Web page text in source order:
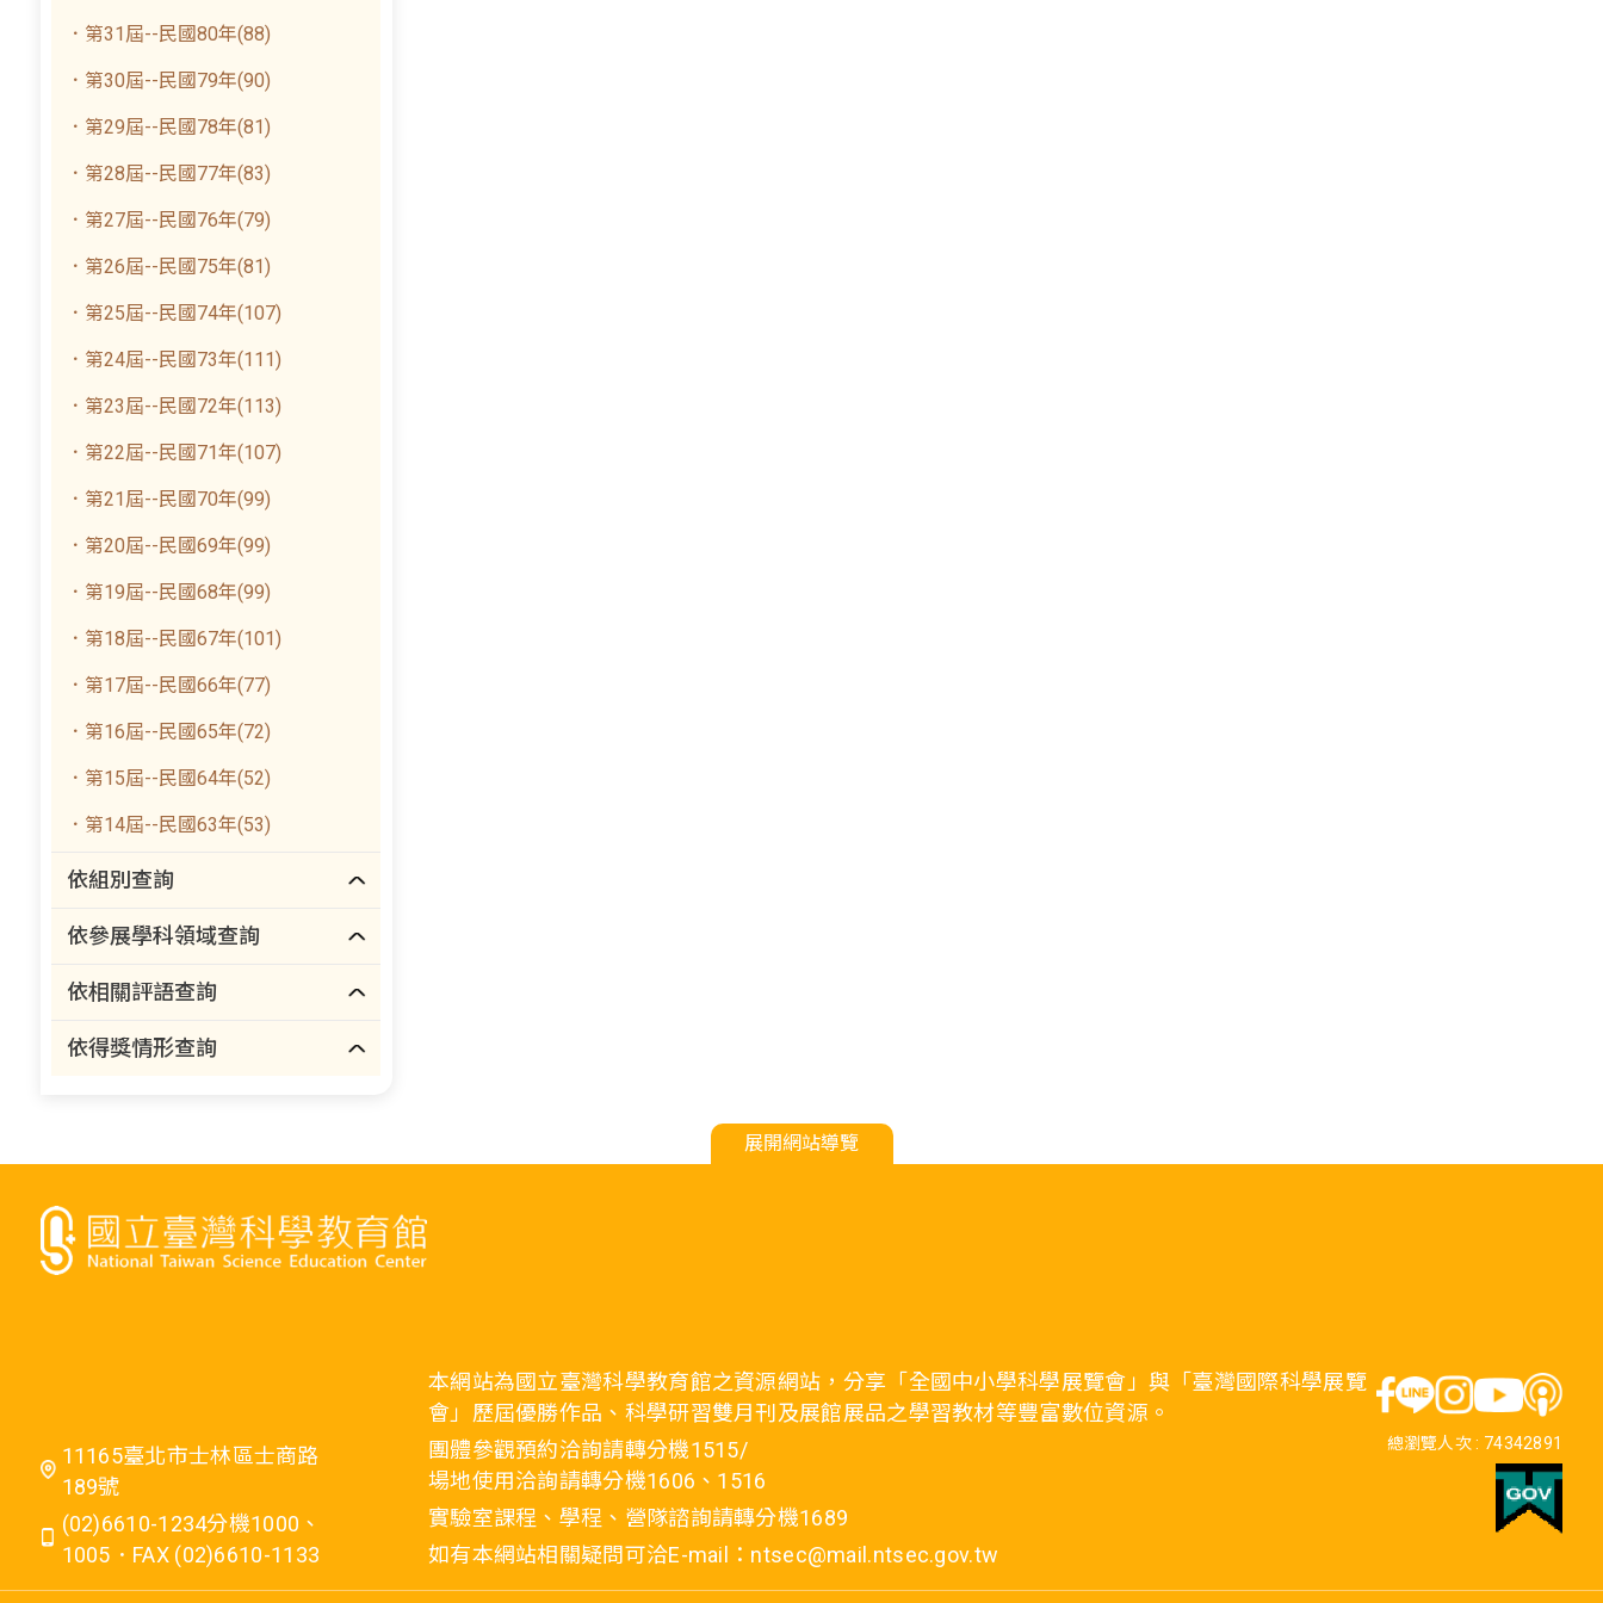
．第31屆--民國80年(88)
．第30屆--民國79年(90)
．第29屆--民國78年(81)
．第28屆--民國77年(83)
．第27屆--民國76年(79)
．第26屆--民國75年(81)
．第25屆--民國74年(107)
．第24屆--民國73年(111)
．第23屆--民國72年(113)
．第22屆--民國71年(107)
．第21屆--民國70年(99)
．第20屆--民國69年(99)
．第19屆--民國68年(99)
．第18屆--民國67年(101)
．第17屆--民國66年(77)
．第16屆--民國65年(72)
．第15屆--民國64年(52)
．第14屆--民國63年(53)
依組別查詢
依參展學科領域查詢
依相關評語查詢
依得獎情形查詢
展開網站導覽
11165臺北市士林區士商路
189號
(02)6610-1234分機1000、
1005．FAX (02)6610-1133
本網站為國立臺灣科學教育館之資源網站，分享「全國中小學科學展覽會」與「臺灣國際科學展覽
會」歷屆優勝作品、科學研習雙月刊及展館展品之學習教材等豐富數位資源。
團體參觀預約洽詢請轉分機1515/
場地使用洽詢請轉分機1606、1516
實驗室課程、學程、營隊諮詢請轉分機1689
如有本網站相關疑問可洽E-mail：ntsec@mail.ntsec.gov.tw
總瀏覽人次 : 74342891